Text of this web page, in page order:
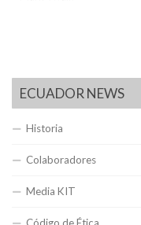
ECUADOR NEWS
Historia
Colaboradores
Media KIT